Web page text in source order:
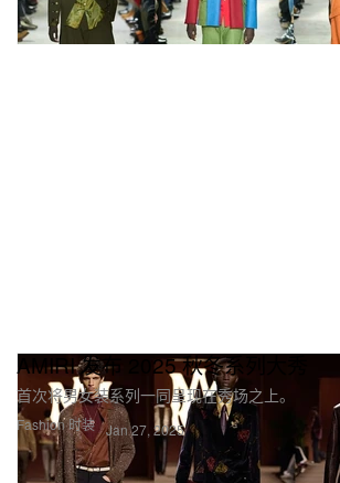
Fashion 时装
AMIRI 发布 2025 秋冬系列大秀
首次将男女装系列一同呈现在秀场之上。
Jan 27, 2025